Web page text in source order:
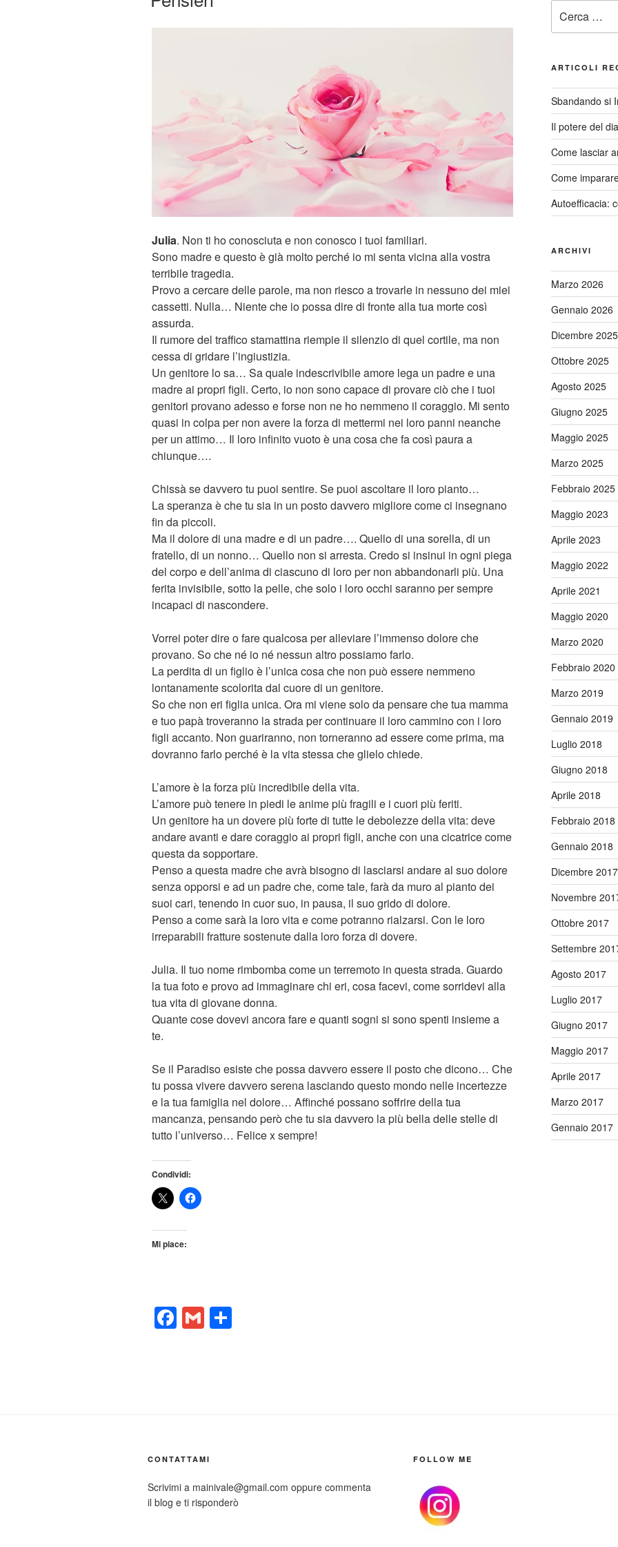
Julia. Non ti ho conosciuta e non conosco i tuoi familiari.
Sono madre e questo è già molto perché io mi senta vicina alla vostra
terribile tragedia.
Provo a cercare delle parole, ma non riesco a trovarle in nessuno dei miei
cassetti. Nulla… Niente che io possa dire di fronte alla tua morte così
assurda.
Il rumore del traffico stamattina riempie il silenzio di quel cortile, ma non
cessa di gridare l’ingiustizia.
Un genitore lo sa… Sa quale indescrivibile amore lega un padre e una
madre ai propri figli. Certo, io non sono capace di provare ciò che i tuoi
genitori provano adesso e forse non ne ho nemmeno il coraggio. Mi sento
quasi in colpa per non avere la forza di mettermi nei loro panni neanche
per un attimo… Il loro infinito vuoto è una cosa che fa così paura a
chiunque….
Chissà se davvero tu puoi sentire. Se puoi ascoltare il loro pianto…
La speranza è che tu sia in un posto davvero migliore come ci insegnano
fin da piccoli.
Ma il dolore di una madre e di un padre…. Quello di una sorella, di un
fratello, di un nonno… Quello non si arresta. Credo si insinui in ogni piega
del corpo e dell’anima di ciascuno di loro per non abbandonarli più. Una
ferita invisibile, sotto la pelle, che solo i loro occhi saranno per sempre
incapaci di nascondere.
Vorrei poter dire o fare qualcosa per alleviare l’immenso dolore che
provano. So che né io né nessun altro possiamo farlo.
La perdita di un figlio è l’unica cosa che non può essere nemmeno
lontanamente scolorita dal cuore di un genitore.
So che non eri figlia unica. Ora mi viene solo da pensare che tua mamma
e tuo papà troveranno la strada per continuare il loro cammino con i loro
figli accanto. Non guariranno, non torneranno ad essere come prima, ma
dovranno farlo perché è la vita stessa che glielo chiede.
L’amore è la forza più incredibile della vita.
L’amore può tenere in piedi le anime più fragili e i cuori più feriti.
Un genitore ha un dovere più forte di tutte le debolezze della vita: deve
andare avanti e dare coraggio ai propri figli, anche con una cicatrice come
questa da sopportare.
Penso a questa madre che avrà bisogno di lasciarsi andare al suo dolore
senza opporsi e ad un padre che, come tale, farà da muro al pianto dei
suoi cari, tenendo in cuor suo, in pausa, il suo grido di dolore.
Penso a come sarà la loro vita e come potranno rialzarsi. Con le loro
irreparabili fratture sostenute dalla loro forza di dovere.
Julia. Il tuo nome rimbomba come un terremoto in questa strada. Guardo
la tua foto e provo ad immaginare chi eri, cosa facevi, come sorridevi alla
tua vita di giovane donna.
Quante cose dovevi ancora fare e quanti sogni si sono spenti insieme a
te.
Se il Paradiso esiste che possa davvero essere il posto che dicono… Che
tu possa vivere davvero serena lasciando questo mondo nelle incertezze
e la tua famiglia nel dolore… Affinché possano soffrire della tua
mancanza, pensando però che tu sia davvero la più bella delle stelle di
tutto l’universo… Felice x sempre!
Condividi:
Mi piace:
F
a
o
k
G
m
ARTICOLI
Sbandando si
Il potere del
Come lasciar
Come
Autoefficacia:
ARCHIVI
Marzo 2026
Gennaio 2026
Dicembre 2025
Ottobre 2025
Agosto 2025
Giugno 2025
Maggio 2025
Marzo 2025
Febbraio 2025
Maggio 2023
Aprile 2023
Maggio 2022
Aprile 2021
Maggio 2020
Marzo 2020
Febbraio 2020
Marzo 2019
Gennaio 2019
Luglio 2018
Giugno 2018
Aprile 2018
Febbraio 2018
Gennaio 2018
Dicembre 2017
Novembre
Ottobre 2017
Settembre
Agosto 2017
Luglio 2017
Giugno 2017
Maggio 2017
Aprile 2017
Marzo 2017
Gennaio 2017
CONTATTAMI
Scrivimi a mainivale@gmail.com oppure commenta
il blog e ti risponderò
FOLLOW ME